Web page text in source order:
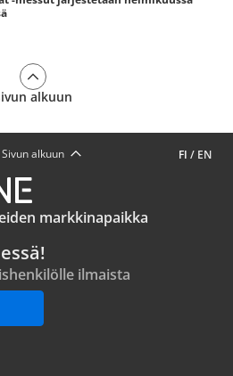
alkuun
FI / EN
Sivun alkuun
markkinapaikka
ilmaista